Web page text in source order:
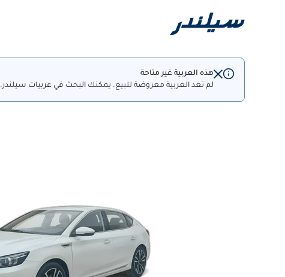
هذه العربية غير متاحة
لم تعد العربية معروضة للبيع. يمكنك البحث في عربيات سيلندر.